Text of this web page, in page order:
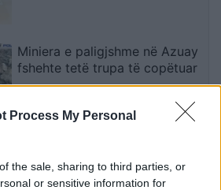
Process My Personal
the sale, sharing to third parties, or
or sensitive information for
Miniera e paligjshme në Azuay
fshehte tetë trupa të copëtuar
84-vjeçare Ben Jones, aktori i
“The Dukes of Hazzard